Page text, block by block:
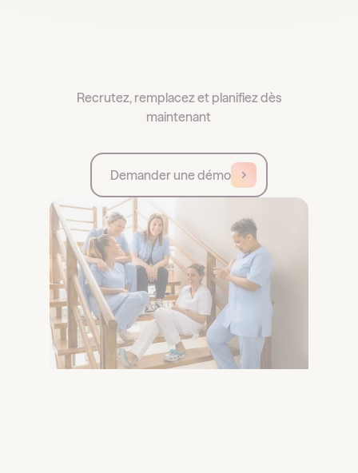
Recrutez, remplacez et planifiez dès
maintenant
Demander une démo